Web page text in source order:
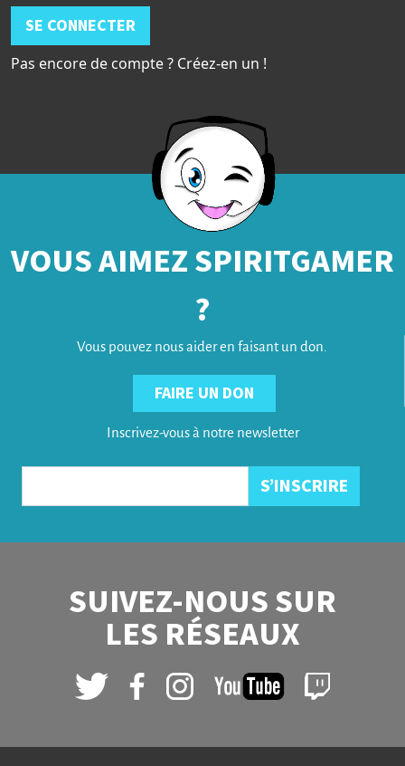
SE CONNECTER
Pas encore de compte ? Créez-en un !
VOUS AIMEZ SPIRITGAMER
?
Vous pouvez nous aider en faisant un don.
FAIRE UN DON
Inscrivez-vous à notre newsletter
SUIVEZ-NOUS SUR
LES RÉSEAUX